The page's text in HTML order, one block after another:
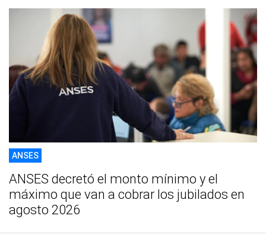
ANSES
ANSES decretó el monto mínimo y el
máximo que van a cobrar los jubilados en
agosto 2026